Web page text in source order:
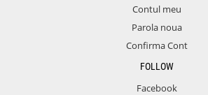
Contul meu
Parola noua
Confirma Cont
FOLLOW
Facebook